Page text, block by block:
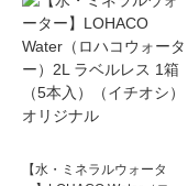
【水・ミネラルウォータ